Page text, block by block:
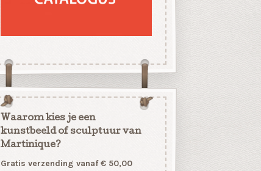
Waarom kies je een
kunstbeeld of sculptuur van
Martinique?
Gratis verzending vanaf € 50,00